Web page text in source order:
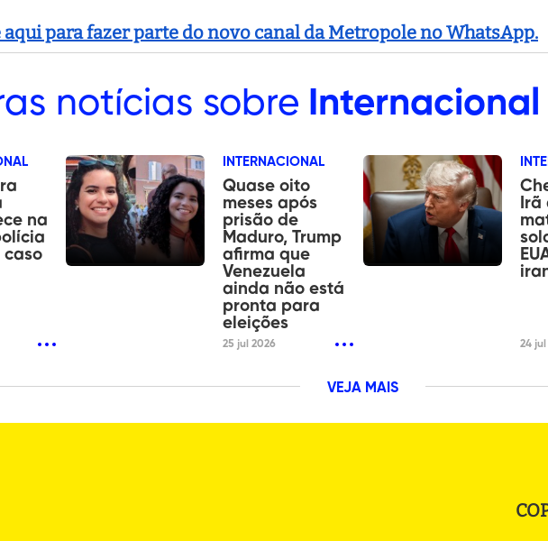
aqui para fazer parte do novo canal da Metropole no WhatsApp.
notícias sobre Internacional
na
caso
INTERNACIONAL
Quase oito
meses após
prisão de
Maduro, Trump
afirma que
Venezuela
ainda não está
pronta para
eleições
25 jul 2026 24 jul
VEJA MAIS